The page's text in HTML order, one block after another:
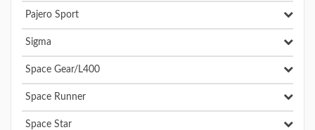
Pajero Sport
Sigma
Space Gear/L400
Space Runner
Space Star